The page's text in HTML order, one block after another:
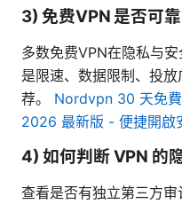
3) 免费VPN 是否可靠
多数免费VPN在隐私与
是限速、数据限制、投
荐。 Nordvpn 30 天免
2026 最新版 - 便捷開啟
4) 如何判断 VPN 的
查看是否有独立第三方